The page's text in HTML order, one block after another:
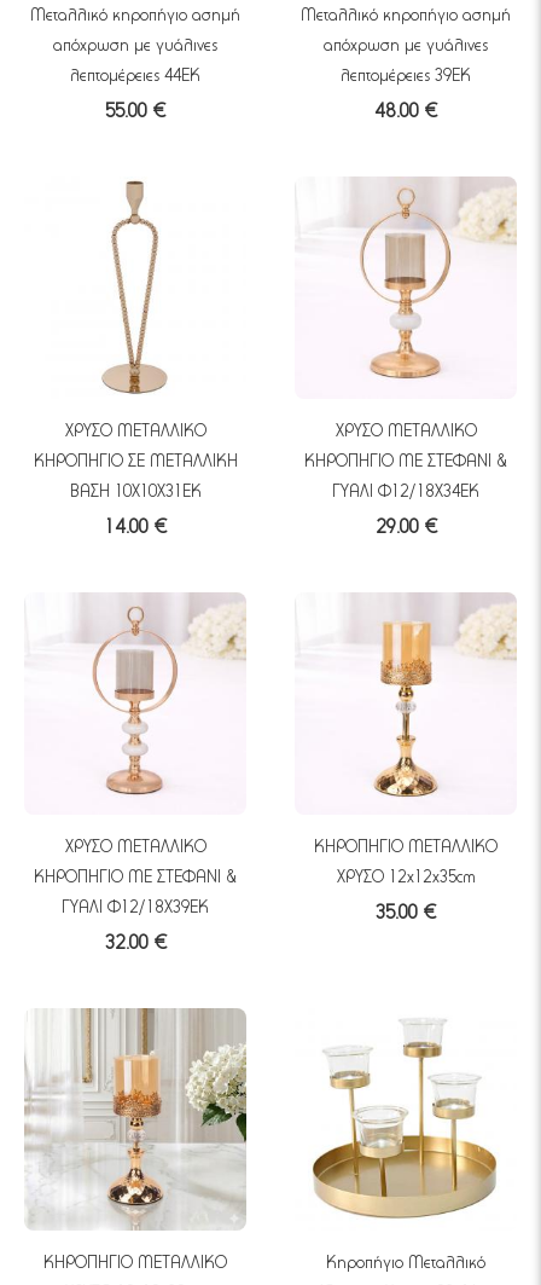
Μεταλλικό κηροπήγιο ασημή
απόχρωση με γυάλινες
λεπτομέρειες 44EK
55.00 €
Μεταλλικό κηροπήγιο ασημή
απόχρωση με γυάλινες
λεπτομέρειες 39EK
48.00 €
ΧΡΥΣΟ ΜΕΤΑΛΛΙΚΟ
ΚΗΡΟΠΗΓΙΟ ΣΕ ΜΕΤΑΛΛΙΚΗ
ΒΑΣΗ 10Χ10Χ31ΕΚ
14.00 €
ΧΡΥΣΟ ΜΕΤΑΛΛΙΚΟ
ΚΗΡΟΠΗΓΙΟ ΜΕ ΣΤΕΦΑΝΙ &
ΓΥΑΛΙ Φ12/18Χ34ΕΚ
29.00 €
ΧΡΥΣΟ ΜΕΤΑΛΛΙΚΟ
ΚΗΡΟΠΗΓΙΟ ΜΕ ΣΤΕΦΑΝΙ &
ΓΥΑΛΙ Φ12/18Χ39ΕΚ
32.00 €
ΚΗΡΟΠΗΓΙΟ ΜΕΤΑΛΛΙΚΟ
ΧΡΥΣΟ 12x12x35cm
35.00 €
ΚΗΡΟΠΗΓΙΟ ΜΕΤΑΛΛΙΚΟ
Κηροπήγιο Μεταλλικό